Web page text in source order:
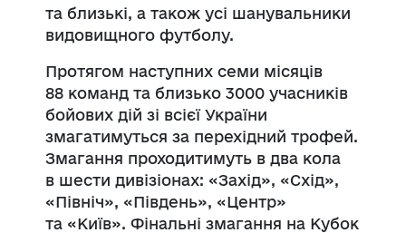
та близькі, а також усі шанувальники
видовищного футболу.
Протягом наступних семи місяців
88 команд та близько 3000 учасників
бойових дій зі всієї України
змагатимуться за перехідний трофей.
Змагання проходитимуть в два кола
в шести дивізіонах: «Захід», «Схід»,
«Північ», «Південь», «Центр»
та «Київ». Фінальні змагання на Кубок